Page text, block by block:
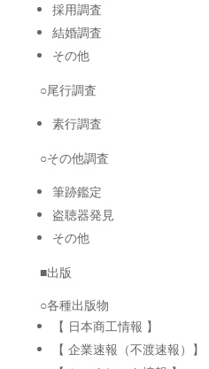
採用調査
結婚調査
その他
○尾行調査
素行調査
○その他調査
筆跡鑑定
盗聴器発見
その他
■出版
○各種出版物
【 日本商工情報 】
【 企業速報（不渡速報）】